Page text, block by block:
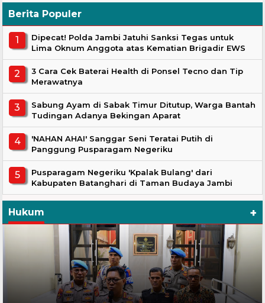
Berita Populer
Dipecat! Polda Jambi Jatuhi Sanksi Tegas untuk
Lima Oknum Anggota atas Kematian Brigadir EWS
3 Cara Cek Baterai Health di Ponsel Tecno dan Tip
Merawatnya
Sabung Ayam di Sabak Timur Ditutup, Warga Bantah
Tudingan Adanya Bekingan Aparat
'NAHAN AHAI' Sanggar Seni Teratai Putih di
Panggung Pusparagam Negeriku
Pusparagam Negeriku 'Kpalak Bulang' dari
Kabupaten Batanghari di Taman Budaya Jambi
Hukum +